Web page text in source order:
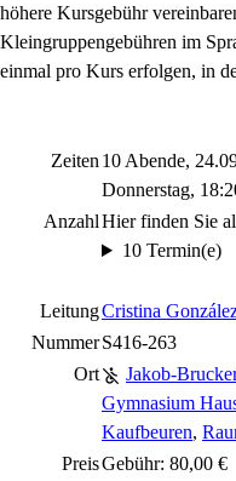
höhere Kursgebühr
Kleingruppengebühren im
einmal pro Kurs erfolgen, in
Zeiten 10 Abende,
Donnerstag,
AnzahlHier finden Sie
10 Termin(e)
LeitungCristina
NummerS416-263
Ort
Jakob-
Gymnasium
Kaufbeuren,
PreisGebühr: 80,00 €